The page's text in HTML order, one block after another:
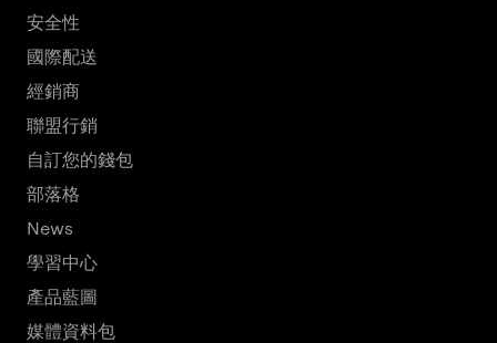
安全性
國際配送
經銷商
聯盟行銷
自訂您的錢包
部落格
News
學習中心
產品藍圖
媒體資料包